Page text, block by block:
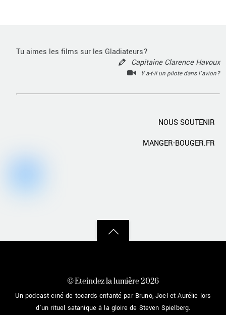
Tu aimes les films sur les Gladiateurs?
Capitaine Clarence Havoux
Y a-t-il un pilote dans l'avion?
NOUS SOUTENIR
MANGER-BOUGER.FR
Back
©Eteindez la lumière2026
Un podcast ciné de tocards enfanté par Bruno, Joel et Aurélie lors
d'un rituel satanique à la gloire de Steven Spielberg.